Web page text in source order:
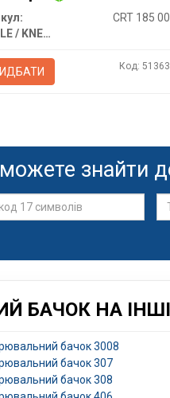
CRT 185
MAHLE / KNECHT
Код:
знайти
НА ІНШІ
бачок 3008
бачок 307
бачок 308